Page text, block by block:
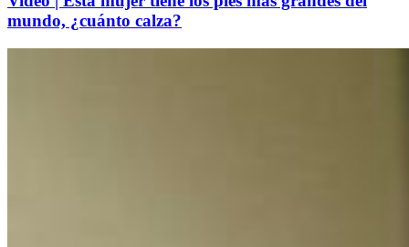
mundo, ¿cuánto calza?